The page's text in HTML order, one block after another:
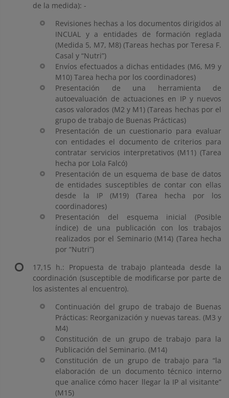
de la medida): -
Revisiones hechas a los documentos dirigidos al
INCUAL y a entidades de formación reglada
(Medida 5, M7, M8) (Tareas hechas por Teresa F.
Casal y “Nutri”)
Envíos efectuados a dichas entidades (M6, M9 y
M10) Tarea hecha por los coordinadores)
Presentación de una herramienta de
autoevaluación de actuaciones en IP y nuevos
casos valorados (M2 y M1) (Tareas hechas por el
grupo de trabajo de Buenas Prácticas)
Presentación de un cuestionario para evaluar
con entidades el documento de criterios para
contratar servicios interpretativos (M11) (Tarea
hecha por Lola Falcó)
Presentación de un esquema de base de datos
de entidades susceptibles de contar con ellas
desde la IP (M19) (Tarea hecha por los
coordinadores)
Presentación del esquema inicial (Posible
índice) de una publicación con los trabajos
realizados por el Seminario (M14) (Tarea hecha
por “Nutri”)
17,15 h.: Propuesta de trabajo planteada desde la
coordinación (susceptible de modificarse por parte de
los asistentes al encuentro).
Continuación del grupo de trabajo de Buenas
Prácticas: Reorganización y nuevas tareas. (M3 y
M4)
Constitución de un grupo de trabajo para la
Publicación del Seminario. (M14)
Constitución de un grupo de trabajo para “la
elaboración de un documento técnico interno
que analice cómo hacer llegar la IP al visitante”
(M15)